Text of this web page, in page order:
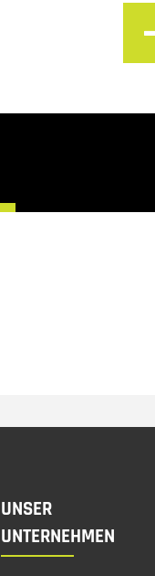
UNSER
UNTERNEHMEN